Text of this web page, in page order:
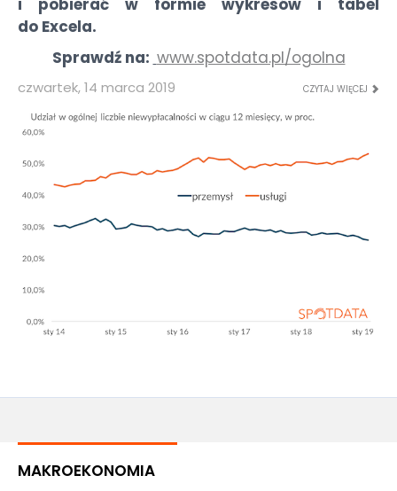
i pobierać w formie wykresów i tabel
do Excela.
Sprawdź na: www.spotdata.pl/ogolna
czwartek, 14 marca 2019 CZYTAJ WIĘCEJ
MAKROEKONOMIA